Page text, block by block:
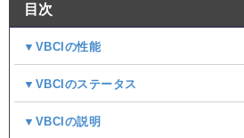
目次
▼VBCIの性能
▼VBCIのステータス
▼VBCIの説明